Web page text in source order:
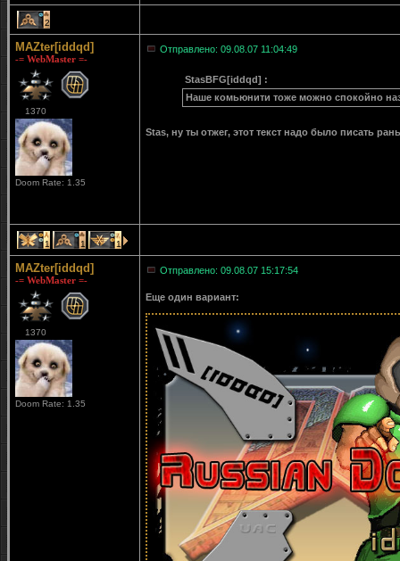
2
MAZter[iddqd]
-= WebMaster =-
1370
Doom Rate: 1.35
Отправлено: 09.08.07 11:04:49
StasBFG[iddqd] :
Наше комьюнити тоже можно спокойно
Stas, ну ты отжег, этот текст надо было писать
1 1 1
MAZter[iddqd]
-= WebMaster =-
1370
Doom Rate: 1.35
Отправлено: 09.08.07 15:17:54
Еще один вариант: